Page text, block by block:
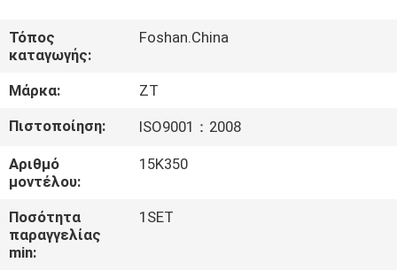
ΠΕΡΊΠΟΥ
ΕΜΕΊΣ
ΓΎΡΟΣ
ΕΡΓΟΣΤΑΣΊΩΝ
ΠΟΙΟΤΙΚΌΣ
ΈΛΕΓΧΟΣ
Τόπος
καταγωγής:
Foshan.China
Μάρκα:
ZT
Πιστοποίηση:
ISO9001：2008
Αριθμό
μοντέλου:
15Κ350
Ποσότητα
παραγγελίας
min:
1SET